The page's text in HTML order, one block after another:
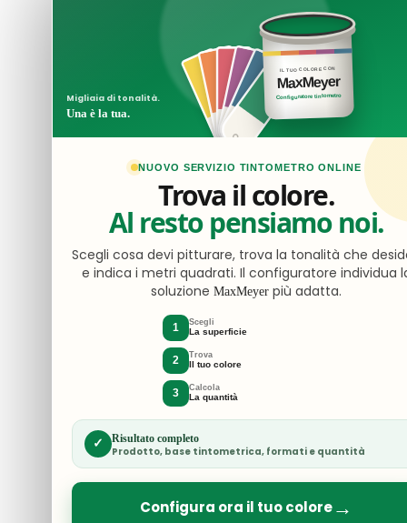
€290.00
HISENSE
Tvc 50" Ultra
Hdr Vidaa
Hisense
50a6cg
Microonde
Hisense Grill
20lt
IL TUO COLORE CON
MaxMeyer
Configuratore tintometro
Migliaia di tonalità.
Una è la tua.
NUOVO SERVIZIO TINTOMETRO ONLINE
Trova il colore.
Al resto pensiamo noi.
Scegli cosa devi pitturare, trova la tonalità che
e indica i metri quadrati. Il configuratore individua
soluzione MaxMeyer più adatta.
1 Scegli
La superficie
2 Trova
Il tuo colore
3 Calcola
La quantità
✓ Risultato completo
Prodotto, base tintometrica, formati e quantità
Configura ora il tuo colore→